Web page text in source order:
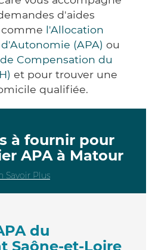
d'aides
l'Allocation
(APA) ou
Compensation du
et pour trouver une
qualifiée.
à fournir pour
APA à Matour
Savoir Plus
du
Saône-et-Loire